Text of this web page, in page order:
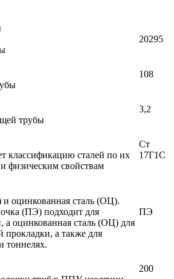
20295
108
трубы
3,2
классификацию сталей по их
физическим свойствам
Ст
17Г1С
оцинкованная сталь (ОЦ).
(ПЭ) подходит для
а оцинкованная сталь (ОЦ) для
прокладки, а также для
тоннелях.
ПЭ
200